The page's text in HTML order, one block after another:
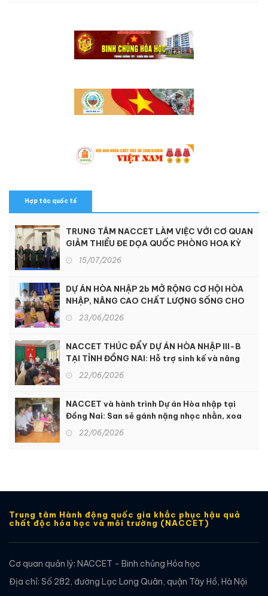
Hợp tác quốc tế
TRUNG TÂM NACCET LÀM VIỆC VỚI CƠ QUAN
GIẢM THIỂU ĐE DỌA QUỐC PHÒNG HOA KỲ
15/07/2026
DỰ ÁN HÒA NHẬP 2b MỞ RỘNG CƠ HỘI HÒA
NHẬP, NÂNG CAO CHẤT LƯỢNG SỐNG CHO
NGƯỜI KHUYẾT TẬT TẠI KON TUM
23/06/2026
NACCET THÚC ĐẨY DỰ ÁN HÒA NHẬP III-B
TẠI TỈNH ĐỒNG NAI: Hỗ trợ sinh kế và nâng
cao dịch vụ phục hồi chức năng để hỗ trợ
người khuyết tật và nạn nhân chất độc da
22/06/2026
NACCET và hành trình Dự án Hòa nhập tại
Đồng Nai: San sẻ gánh nặng nhọc nhằn, xoa
dịu nỗi đau da cam
22/06/2026
Trung tâm Hành động quốc gia khắc phục hậu quả
chất độc hóa học và môi trường (NACCET)
Cơ quan quản lý: NACCET - Binh chủng Hóa học
Địa chỉ: Số 282, đường Lạc Long Quân, quận Tây Hồ, Hà Nội